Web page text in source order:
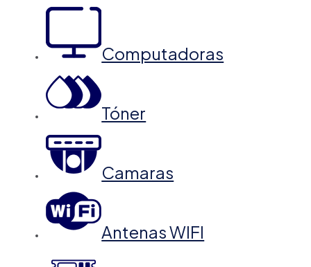
Computadoras
Tóner
Camaras
Antenas WIFI